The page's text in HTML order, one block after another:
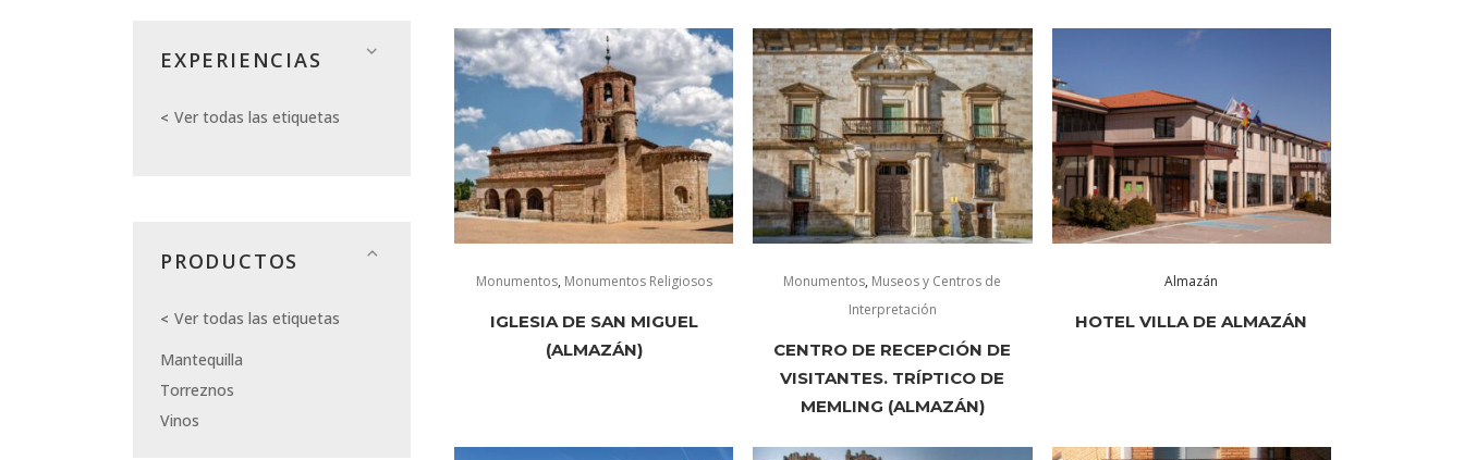
EXPERIENCIAS
Ver todas las etiquetas
PRODUCTOS
Ver todas las etiquetas
Mantequilla
Torreznos
Vinos
Monumentos, Monumentos Religiosos
IGLESIA DE SAN MIGUEL
(ALMAZÁN)
Monumentos, Museos y Centros de
Interpretación
CENTRO DE RECEPCIÓN DE
VISITANTES. TRÍPTICO DE
MEMLING (ALMAZÁN)
Almazán
HOTEL VILLA DE ALMAZÁN